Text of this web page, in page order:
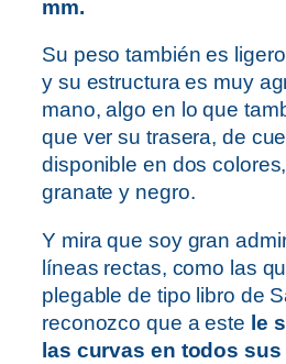
mm.
Su peso también es
y su estructura es muy
mano, algo en lo que
que ver su trasera, de
disponible en dos
granate y negro.
Y mira que soy gran
líneas rectas, como las
plegable de tipo libro de
reconozco que a este le
las curvas en todos